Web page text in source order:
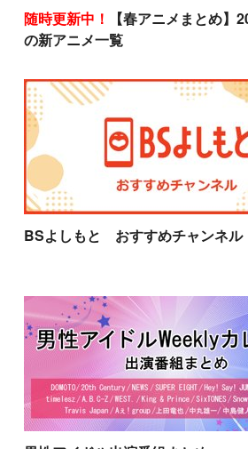
随時更新中！
【春アニメまとめ】
の新アニメ一覧
BSよしもと おすすめチャンネル